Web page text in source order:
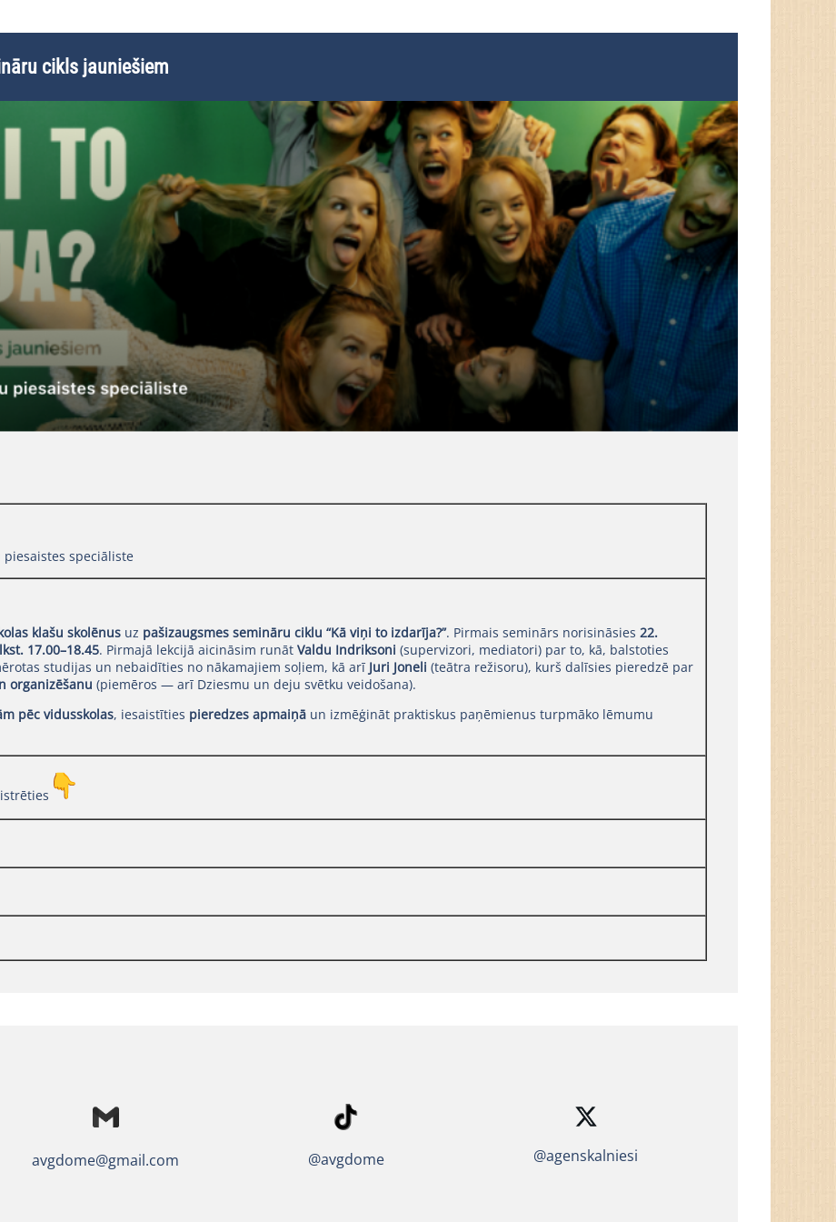
cikls jauniešiem
speciāliste
klašu skolēnusuz pašizaugsmes semināru ciklu “Kā viņi to izdarīja?”. Pirmais seminārs norisināsies 22.
17.00–18.45. Pirmajā lekcijā aicināsim runāt Valdu Indriksoni (supervizori, mediatori) par to, kā, balstoties
studijas un nebaidīties no nākamajiem soļiem, kā arī Juri Joneli (teātra režisoru), kurš dalīsies pieredzē par
organizēšanu (piemēros — arī Dziesmu un deju svētku veidošana).
pēc vidusskolas, iesaistīties pieredzes apmaiņāun izmēģināt praktiskus paņēmienus turpmāko lēmumu
avgdome@gmail.com @avgdome @agenskalniesi